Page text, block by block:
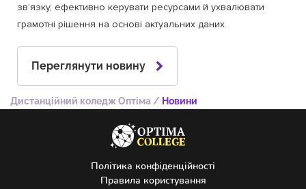
зв’язку, ефективно керувати ресурсами й ухвалювати
грамотні рішення на основі актуальних даних.
Переглянути новину
Дистанційний коледж Оптіма / Новини
Політика конфіденційності
Правила користування